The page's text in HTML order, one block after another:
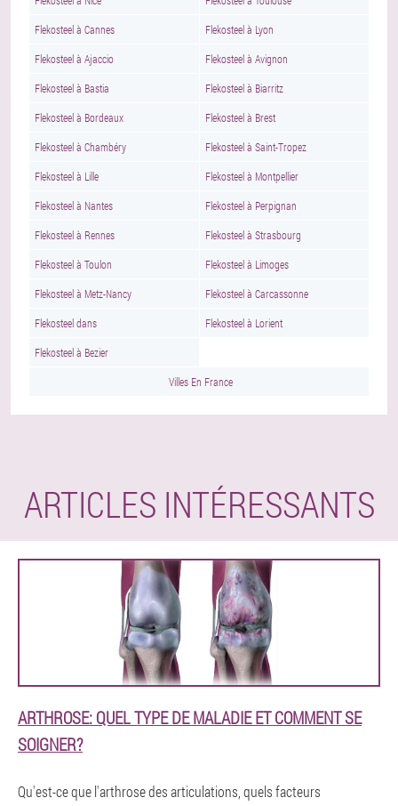
Flekosteel à Cannes Flekosteel à Lyon
Flekosteel à Ajaccio Flekosteel à Avignon
Flekosteel à Bastia Flekosteel à Biarritz
Flekosteel à Bordeaux Flekosteel à Brest
Flekosteel à Chambéry Flekosteel à Saint-Tropez
Flekosteel à Lille Flekosteel à Montpellier
Flekosteel à Nantes Flekosteel à Perpignan
Flekosteel à Rennes Flekosteel à Strasbourg
Flekosteel à Toulon Flekosteel à Limoges
Flekosteel à Metz-Nancy Flekosteel à Carcassonne
Flekosteel dans Flekosteel à Lorient
Flekosteel à Bezier
Villes En France
ARTICLES INTÉRESSANTS
ARTHROSE: QUEL TYPE DE MALADIE ET COMMENT SE
SOIGNER?
Qu'est-ce que l'arthrose des articulations, quels facteurs